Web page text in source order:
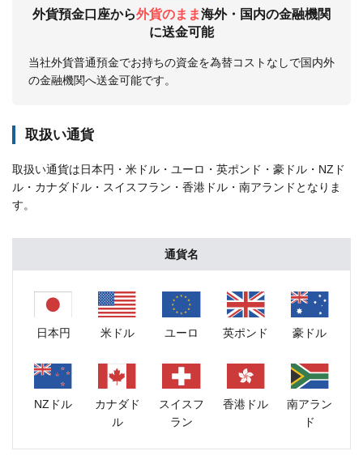
外貨預金口座から外貨のまま海外・国内の金融機関
に送金可能
当社外貨普通預金でお持ちの資金を為替コストなしで国内外
の金融機関へ送金可能です。
取扱い通貨
取扱い通貨は日本円・米ドル・ユーロ・英ポンド・豪ドル・NZド
ル・カナダドル・スイスフラン・香港ドル・南アランドとなりま
す。
通貨名
日本円 米ドル ユーロ 英ポンド 豪ドル
NZドル
カナダド
ル
スイスフ
ラン
香港ドル
南アラン
ド